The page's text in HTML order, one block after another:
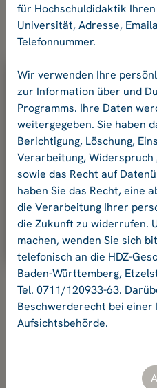
Bitte geben Sie
und Ihr Passwort
E-Mail-Adresse:
Passwort:
Hochschuldidaktikzentrum
Etzelstraße 9, 70180
für Hochschuldidaktik
Universität, Adresse,
Telefonnummer.
Wir verwenden Ihre
zur Information über und
Programms. Ihre Daten
weitergegeben. Sie haben
Berichtigung, Löschung,
Verarbeitung,
sowie das Recht auf
haben Sie das Recht, eine
die Verarbeitung Ihrer
die Zukunft zu widerrufen.
machen, wenden Sie sich
telefonisch an die HDZ-
Baden-Württemberg,
Tel. 0711/120933-63.
Beschwerderecht bei einer
Aufsichtsbehörde.